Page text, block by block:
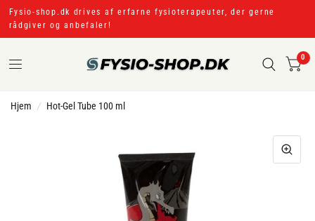
Fysio-shop.dk drives af erfarne fysioterapeuter, der gerne
rådgiver og anbefaler!
0
Hjem / Hot-Gel Tube 100 ml